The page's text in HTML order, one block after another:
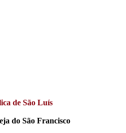
de São Luís
do São Francisco